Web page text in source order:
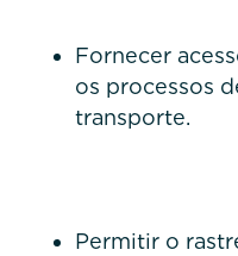
Fornecer
os processos
transporte.
Permitir o